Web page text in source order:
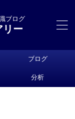
ブログ
リー
ブログ
分析